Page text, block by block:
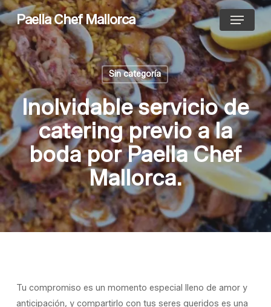
Skip
to
main
content
Paella Chef Mallorca Menu
Sin categoría
Inolvidable servicio de
catering previo a la
boda por Paella Chef
Mallorca.
Tu compromiso es un momento especial lleno de amor y
anticipación, y compartirlo con tus seres queridos es una